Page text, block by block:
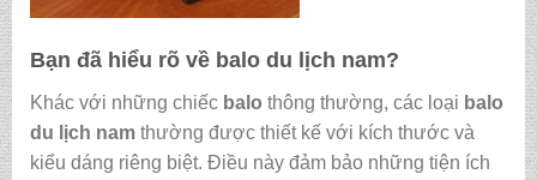
Bạn đã hiểu rõ về balo du lịch nam?
Khác với những chiếc balo thông thường, các loại balo
du lịch nam thường được thiết kế với kích thước và
kiểu dáng riêng biệt. Điều này đảm bảo những tiện ích